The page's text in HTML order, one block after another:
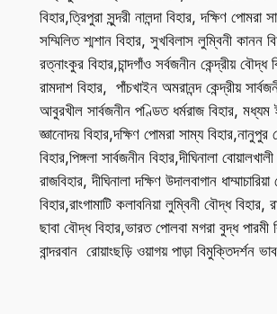
বিহার,ত্রিপুরা সুন্দরী নালন্দা বিহার, দক্ষিণ পোমরা
সম্মিলিত শ্মশান বিহার, সুখবিলাস লুম্বিনী কানন
রত্নাংকুর বিহার,চান্দগাঁও সর্বজনীন কেন্দ্রীয় বৌদ্ধ
রামদাশ বিহার, পাঁচখাইন অমরানন্দ কেন্দ্রীয়
আবুরখীল সার্বজনীন পণ্ডিত ধর্মরাজ বিহার, মধ্যম
জ্ঞানোদয় বিহার,দক্ষিণ পোমরা সাম্য
বিহার,পিঙ্গলা সার্বজনীন বিহার,দীঘিনালা
রাজবিহার, দীঘিনালা দক্ষিণ উদালবাগান
বিহার,রাংগামাটি কলাবনিয়া লুম্বিনী বৌদ্ধ বিহার,
ছাবা বৌদ্ধ বিহার,ভারত পোলবা মগরা বুদ্ধ পারমী
বান্দরবান রোয়াংছড়ি ওয়াগয় পাড়া বিমুক্তিদর্শন